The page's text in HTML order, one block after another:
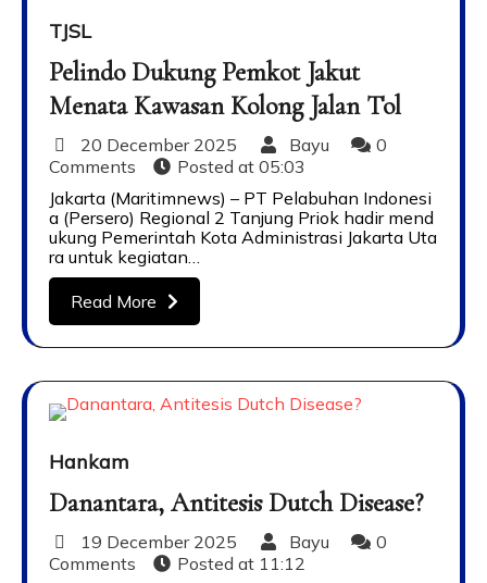
TJSL
Pelindo Dukung Pemkot Jakut
Menata Kawasan Kolong Jalan Tol
20 December 2025 Bayu
0
Comments
Posted at 05:03
Jakarta (Maritimnews) – PT Pelabuhan Indonesi
a (Persero) Regional 2 Tanjung Priok hadir mend
ukung Pemerintah Kota Administrasi Jakarta Uta
ra untuk kegiatan…
Read More
Hankam
Danantara, Antitesis Dutch Disease?
19 December 2025 Bayu
0
Comments
Posted at 11:12